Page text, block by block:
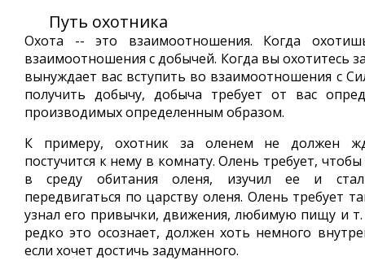
Путь охотника
Охота -- это взаимоотношения. Когда
взаимоотношения с добычей. Когда вы охотитесь
вынуждает вас вступить во взаимоотношения с
получить добычу, добыча требует от вас
производимых определенным образом.
К примеру, охотник за оленем не должен
постучится к нему в комнату. Олень требует, чтобы
в среду обитания оленя, изучил ее и стал
передвигаться по царству оленя. Олень требует
узнал его привычки, движения, любимую пищу и т.
редко это осознает, должен хоть немного
если хочет достичь задуманного.